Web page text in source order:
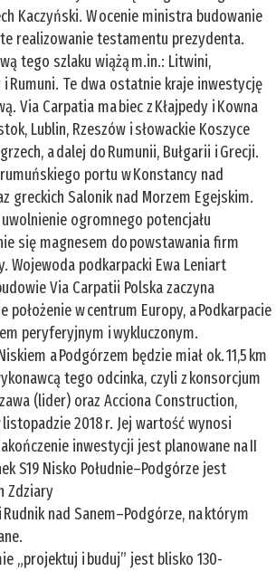
Kaczyński. W ocenie ministra budowanie
realizowanie testamentu prezydenta.
tego szlaku wiążą m.in.: Litwini,
i Rumuni. Te dwa ostatnie kraje inwestycję
Via Carpatia ma biec z Kłajpedy i Kowna
Lublin, Rzeszów i słowackie Koszyce
a dalej do Rumunii, Bułgarii i Grecji.
portu w Konstancy nad
greckich Salonik nad Morzem Egejskim.
ogromnego potencjału
się magnesem do powstawania firm
Wojewoda podkarpacki Ewa Leniart
Via Carpatii Polska zaczyna
w centrum Europy, a Podkarpacie
peryferyjnym i wykluczonym.
a Podgórzem będzie miał ok. 11,5 km
tego odcinka, czyli z konsorcjum
(lider) oraz Acciona Construction,
2018 r. Jej wartość wynosi
inwestycji jest planowane na II
S19 Nisko Południe–Podgórze jest
Zdziary
nad Sanem–Podgórze, na którym
„projektuj i buduj” jest blisko 130-